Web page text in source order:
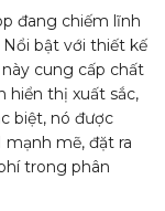
đang chiếm lĩnh
bật với thiết kế
cung cấp chất
hiển thị xuất sắc,
biệt, nó được
mẽ, đặt ra
trong phân